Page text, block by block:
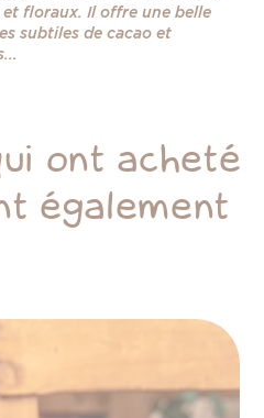
floraux. Il offre une belle
subtiles de cacao et
ont acheté
également